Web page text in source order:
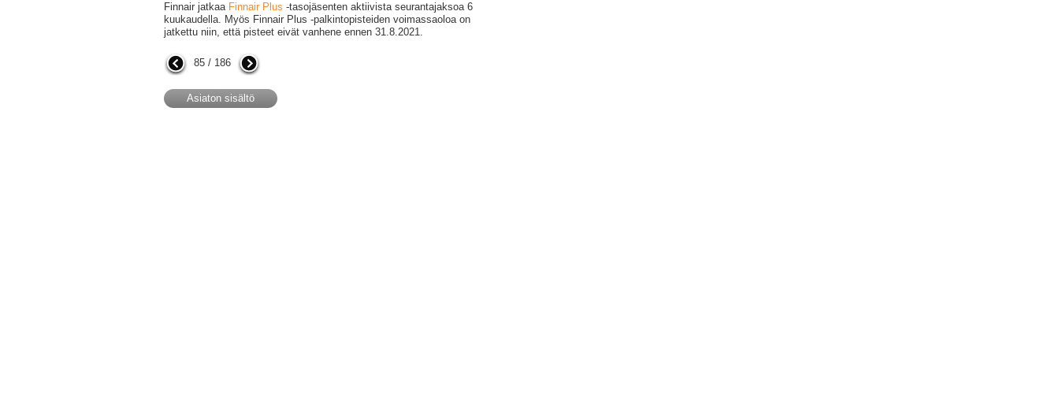
Finnair jatkaa Finnair Plus -tasojäsenten aktiivista seurantajaksoa 6
kuukaudella. Myös Finnair Plus -palkintopisteiden voimassaoloa on
jatkettu niin, että pisteet eivät vanhene ennen 31.8.2021.
85 / 186
Asiaton sisältö